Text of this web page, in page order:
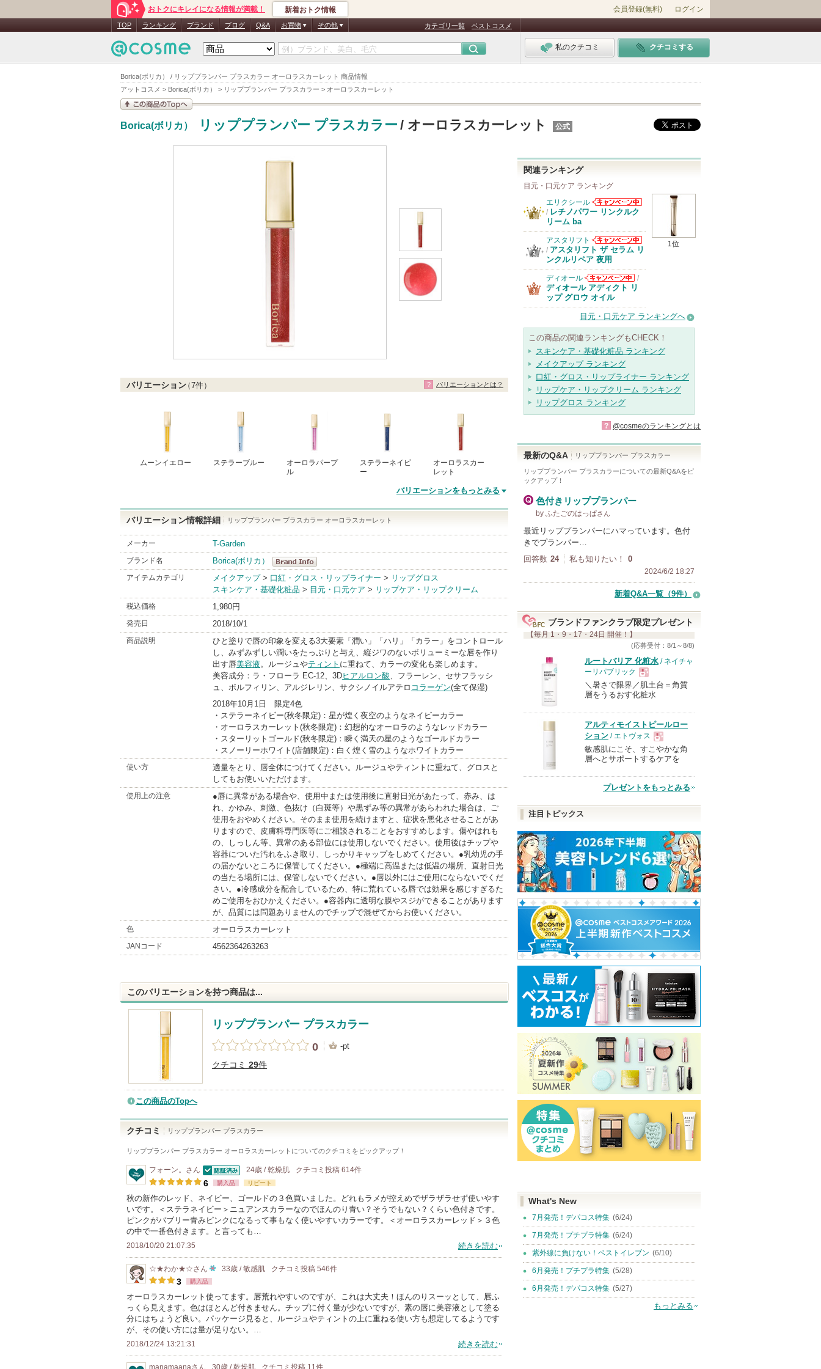
Borica(ボリカ） / リッププランパー プラスカラー オーロラスカーレット 商品情報
アットコスメ > Borica(ボリカ） > リッププランパー プラスカラー > オーロラスカーレット
おトクにキレイになる情報が満載！ 新着おトク情報 会員登録(無料) ログイン
TOP ランキング ブランド ブログ Q&A お買物 その他 カテゴリ一覧 ベストコスメ
私のクチコミ クチコミする
Borica(ボリカ） リッププランパー プラスカラー / オーロラスカーレット 公式
バリエーション（7件）
ムーンイエロー ステラーブルー
オーロラパープ
ル
ステラーネイビ
ー
オーロラスカー
レット
バリエーションをもっとみる
バリエーションとは？
バリエーション情報詳細 リッププランパー プラスカラー オーロラスカーレット
メーカー T-Garden
ブランド名
Borica(ボリカ）
Borica(ボリ
カ）
アイテムカテゴリ メイクアップ> 口紅・グロス・リップライナー > リップグロス
スキンケア・基礎化粧品 > 目元・口元ケア > リップケア・リップクリーム
税込価格 1,980円
発売日 2018/10/1
商品説明
ひと塗りで唇の印象を変える3大要素「潤い」「ハリ」「カラー」をコントロール
し、みずみずしい潤いをたっぷりと与え、縦ジワのないボリューミーな唇を作り
出す唇美容液。ルージュやティント に重ねて、カラーの変化も楽しめます。
美容成分：ラ・フローラ EC-12、3Dヒアルロン酸、フラーレン、セサフラッシ
ュ、ボルフィリン、アルジレリン、サクシノイルアテロ コラーゲン(全て保湿)
2018年10月1日 限定4色
・ステラーネイビー(秋冬限定)：星が煌く夜空のようなネイビーカラー
・オーロラスカーレット(秋冬限定)：幻想的なオーロラのようなレッドカラー
・スターリットゴールド(秋冬限定)：瞬く満天の星のようなゴールドカラー
・スノーリーホワイト(店舗限定)：白く煌く雪のようなホワイトカラー
使い方
適量をとり、唇全体につけてください。ルージュやティントに重ねて、グロスと
してもお使いいただけます。
使用上の注意
●唇に異常がある場合や、使用中または使用後に直射日光があたって、赤み、は
れ、かゆみ、刺激、色抜け（白斑等）や黒ずみ等の異常があらわれた場合は、ご
使用をおやめください。そのまま使用を続けますと、症状を悪化させることがあ
りますので、皮膚科専門医等にご相談されることをおすすめします。傷やはれも
の、しっしん等、異常のある部位には使用しないでください。使用後はチップや
容器についた汚れをふき取り、しっかりキャップをしめてください。●乳幼児の手
の届かないところに保管してください。●極端に高温または低温の場所、直射日光
の当たる場所には、保管しないでください。●唇以外にはご使用にならないでくだ
さい。●冷感成分を配合しているため、特に荒れている唇では効果を感じすぎるた
めご使用をおひかえください。●容器内に透明な膜やスジができることがあります
が、品質には問題ありませんのでチップで混ぜてからお使いください。
色 オーロラスカーレット
JANコード 4562364263263
このバリエーションを持つ商品は...
リッププランパー プラスカラー
0
-pt
クチコミ 29件
この商品のTopへ
クチコミ リッププランパー プラスカラー
リッププランパー プラスカラー オーロラスカーレット についてのクチコミをピックアップ！
フォーン。 さん
認証済
24歳 / 乾燥肌 クチコミ投稿 614件
6 購入品 リピート
秋の新作のレッド、ネイビー、ゴールドの３色買いました。どれもラメが控えめでザラザラせず使いやす
いです。＜ステラネイビー＞ニュアンスカラーなのでほんのり青い？そうでもない？くらい色付きです。
ピンクがバブリー青みピンクになるって事もなく使いやすいカラーです。＜オーロラスカーレッド＞３色
の中で一番色付きます。と言っても…
2018/10/20 21:07:35 続きを読む
☆★わか★☆さん
10
人
以
上
ン
33歳 / 敏感肌 クチコミ投稿 546件
3 購入品
オーロラスカーレット使ってます。唇荒れやすいのですが、これは大丈夫！ほんのりスーッとして、唇ふ
っくら見えます。色はほとんど付きません。チップに付く量が少ないですが、素の唇に美容液として塗る
分にはちょうど良い。パッケージ見ると、ルージュやティントの上に重ねる使い方も想定してるようです
が、その使い方には量が足りない。…
2018/12/24 13:21:31 続きを読む
manamaanaさん 30歳 / 乾燥肌 クチコミ投稿 11 件
関連ランキング
目元・口元ケア ランキング
1位
エリクシール
エリクシールか
/ レチノパワー リンクルク
リーム ba
アスタリフト
アスタリフトか
らのお知らせが
/ アスタリフト ザ セラム リ
ンクルリペア 夜用
ディオール
ディオールから
のお知らせがあ
/
ディオール アディクト リ
ップ グロウ オイル
目元・口元ケア ランキングへ
この商品の関連ランキングもCHECK！
スキンケア・基礎化粧品 ランキング
メイクアップ ランキング
口紅・グロス・リップライナー ランキング
リップケア・リップクリーム ランキング
リップグロス ランキング
? @cosmeのランキングとは
最新のQ&A リッププランパー プラスカラー
リッププランパー プラスカラーについての最新Q&Aをピ
ックアップ！
色付きリッププランパー
by ふたごのはっぱさん
最近リッププランパーにハマっています。色付
きでプランパー…
回答数 24 私も知りたい！ 0
2024/6/2 18:27
新着Q&A一覧（9件）
ブランドファンクラブ限定プレゼント
【毎月 1・9・17・24日 開催！】
(応募受付：8/1～8/8)
ルートバリア 化粧水 / ネイチャ
ーリパブリック
現
品
＼暑さで限界／肌土台＝角質
層をうるおす化粧水
アルティモイストピールロー
ション / エトヴォス
現
品
敏感肌にこそ、すこやかな角
層へとサポートするケアを
プレゼントをもっとみる
注目トピックス
What's New
7月発売！デパコス特集 (6/24)
7月発売！プチプラ特集 (6/24)
紫外線に負けない！ベストイレブン (6/10)
6月発売！プチプラ特集 (5/28)
6月発売！デパコス特集 (5/27)
もっとみる